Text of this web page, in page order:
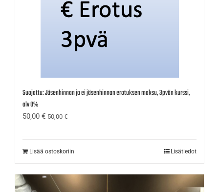
Suojattu: Jäsenhinnan ja ei jäsenhinnan erotuksen maksu, 3pvän kurssi,
alv 0%
50,00 € 50,00 €
Lisää ostoskoriin Lisätiedot